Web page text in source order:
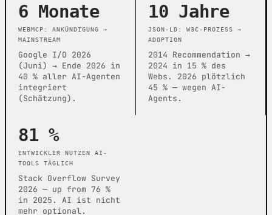
6 Monate
WEBMCP: ANKÜNDIGUNG →
MAINSTREAM
Google I/O 2026
(Juni) → Ende 2026 in
40 % aller AI-Agenten
integriert
(Schätzung).
10 Jahre
JSON-LD: W3C-PROZESS →
ADOPTION
2014 Recommendation →
2024 in 15 % des
Webs. 2026 plötzlich
45 % — wegen AI-
Agents.
81 %
ENTWICKLER NUTZEN AI-
TOOLS TÄGLICH
Stack Overflow Survey
2026 — up from 76 %
in 2025. AI ist nicht
mehr optional.